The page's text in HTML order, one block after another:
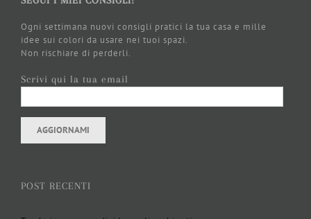
Ogni settimana nuovi consigli pratici la tua casa e mille
idee sui colori da usare nei tuoi spazi.
Non rischiare di perderli.
Scrivi qui la tua email
POST RECENTI